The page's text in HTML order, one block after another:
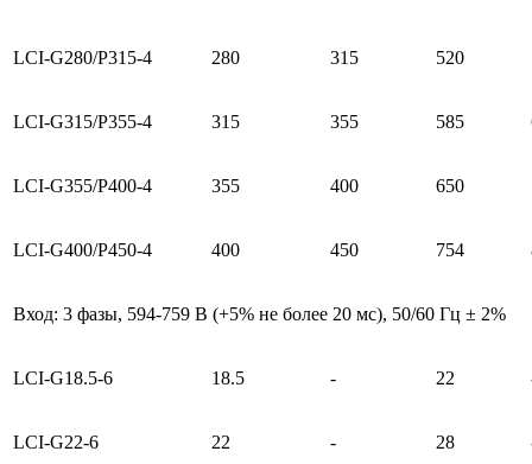
LCI-G280/P315-4 280 315 520
LCI-G315/P355-4 315 355 585
LCI-G355/P400-4 355 400 650
LCI-G400/P450-4 400 450 754
Вход: 3 фазы, 594-759 В (+5% не более 20 мс), 50/60 Гц ± 2%
LCI-G18.5-6 18.5 - 22
LCI-G22-6 22 - 28